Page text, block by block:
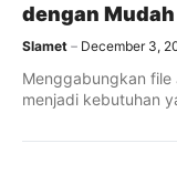
dengan
Slamet December 3,
Menggabungkan file
menjadi kebutuhan